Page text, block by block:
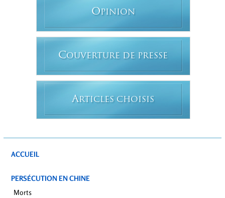
OPINION
COUVERTURE DE PRESSE
ARTICLES CHOISIS
ACCUEIL
PERSÉCUTION EN CHINE
Morts